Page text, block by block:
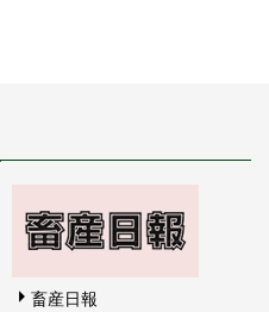
畜産日報